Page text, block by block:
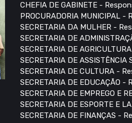
CHEFIA DE GABINETE -
PROCURADORIA MUNICIPAL -
SECRETARIA DA MULHER -
SECRETARIA DE
SECRETARIA DE
SECRETARIA DE
SECRETARIA DE CULTURA -
SECRETARIA DE EDUCAÇÃO -
SECRETARIA DE EMPREGO E
SECRETARIA DE ESPORTE E
SECRETARIA DE FINANÇAS -